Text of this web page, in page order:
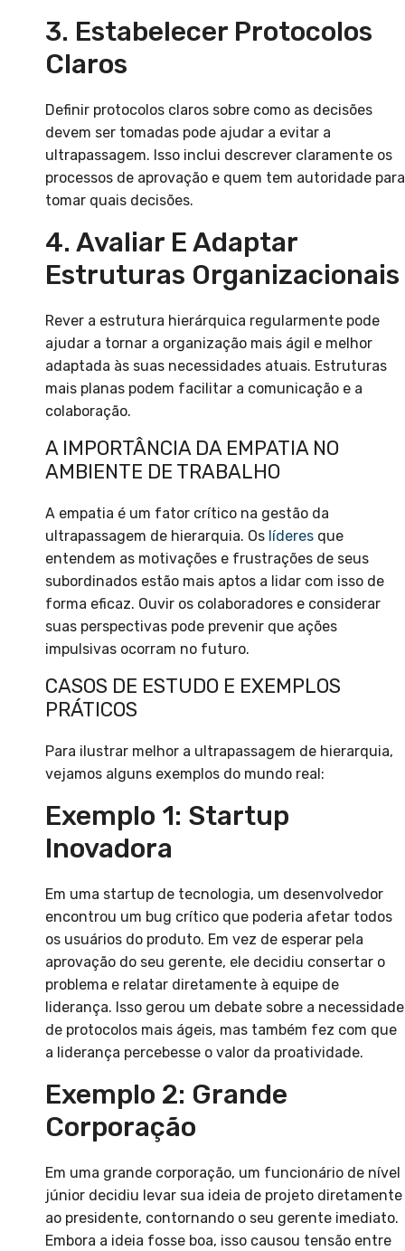
3. Estabelecer Protocolos
Claros
Definir protocolos claros sobre como as decisões
devem ser tomadas pode ajudar a evitar a
ultrapassagem. Isso inclui descrever claramente os
processos de aprovação e quem tem autoridade para
tomar quais decisões.
4. Avaliar E Adaptar
Estruturas Organizacionais
Rever a estrutura hierárquica regularmente pode
ajudar a tornar a organização mais ágil e melhor
adaptada às suas necessidades atuais. Estruturas
mais planas podem facilitar a comunicação e a
colaboração.
A IMPORTÂNCIA DA EMPATIA NO
AMBIENTE DE TRABALHO
A empatia é um fator crítico na gestão da
ultrapassagem de hierarquia. Os líderes que
entendem as motivações e frustrações de seus
subordinados estão mais aptos a lidar com isso de
forma eficaz. Ouvir os colaboradores e considerar
suas perspectivas pode prevenir que ações
impulsivas ocorram no futuro.
CASOS DE ESTUDO E EXEMPLOS
PRÁTICOS
Para ilustrar melhor a ultrapassagem de hierarquia,
vejamos alguns exemplos do mundo real:
Exemplo 1: Startup
Inovadora
Em uma startup de tecnologia, um desenvolvedor
encontrou um bug crítico que poderia afetar todos
os usuários do produto. Em vez de esperar pela
aprovação do seu gerente, ele decidiu consertar o
problema e relatar diretamente à equipe de
liderança. Isso gerou um debate sobre a necessidade
de protocolos mais ágeis, mas também fez com que
a liderança percebesse o valor da proatividade.
Exemplo 2: Grande
Corporação
Em uma grande corporação, um funcionário de nível
júnior decidiu levar sua ideia de projeto diretamente
ao presidente, contornando o seu gerente imediato.
Embora a ideia fosse boa, isso causou tensão entre